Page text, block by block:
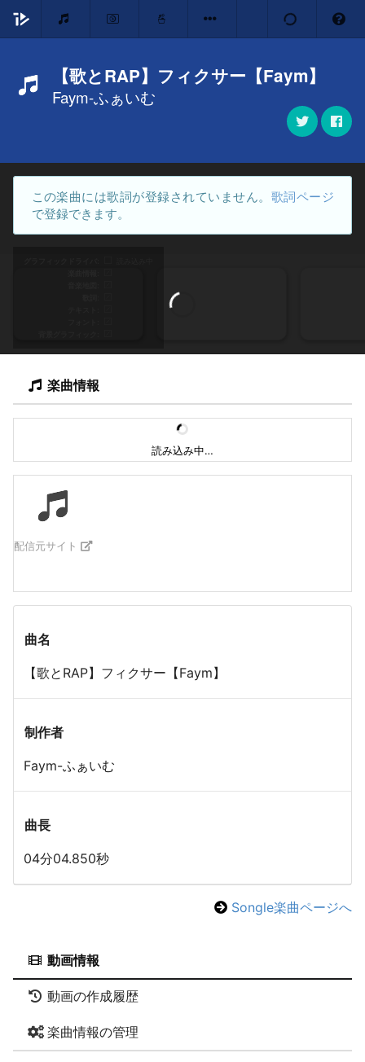
【歌とRAP】フィクサー【Faym】
Faym-ふぁいむ
この楽曲には歌詞が登録されていません。 歌詞ページ
で登録できます。
楽曲情報
読み込み中…
配信元サイト
曲名
【歌とRAP】フィクサー【Faym】
制作者
Faym-ふぁいむ
曲長
04分04.850秒
Songle楽曲ページへ
動画情報
動画の作成履歴
楽曲情報の管理